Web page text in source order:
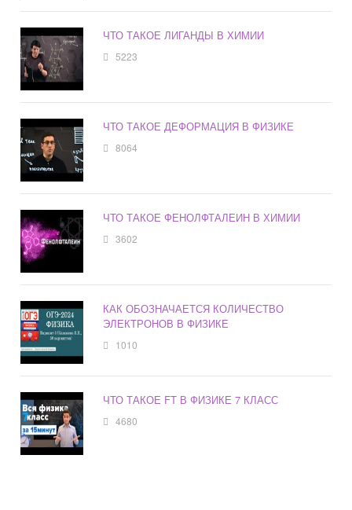
ЧТО ТАКОЕ ЛИГАНДЫ В ХИМИИ
5223
ЧТО ТАКОЕ ДЕФОРМАЦИЯ В ФИЗИКЕ
8064
ЧТО ТАКОЕ ФЕНОЛФТАЛЕИН В ХИМИИ
3602
КАК ОБОЗНАЧАЕТСЯ КОЛИЧЕСТВО
ЭЛЕКТРОНОВ В ФИЗИКЕ
1010
ЧТО ТАКОЕ FT В ФИЗИКЕ 7 КЛАСС
4680